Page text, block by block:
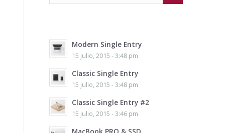
Modern Single Entry
15 julio, 2015 - 3:48 pm
Classic Single Entry
15 julio, 2015 - 3:48 pm
Classic Single Entry #2
15 julio, 2015 - 3:46 pm